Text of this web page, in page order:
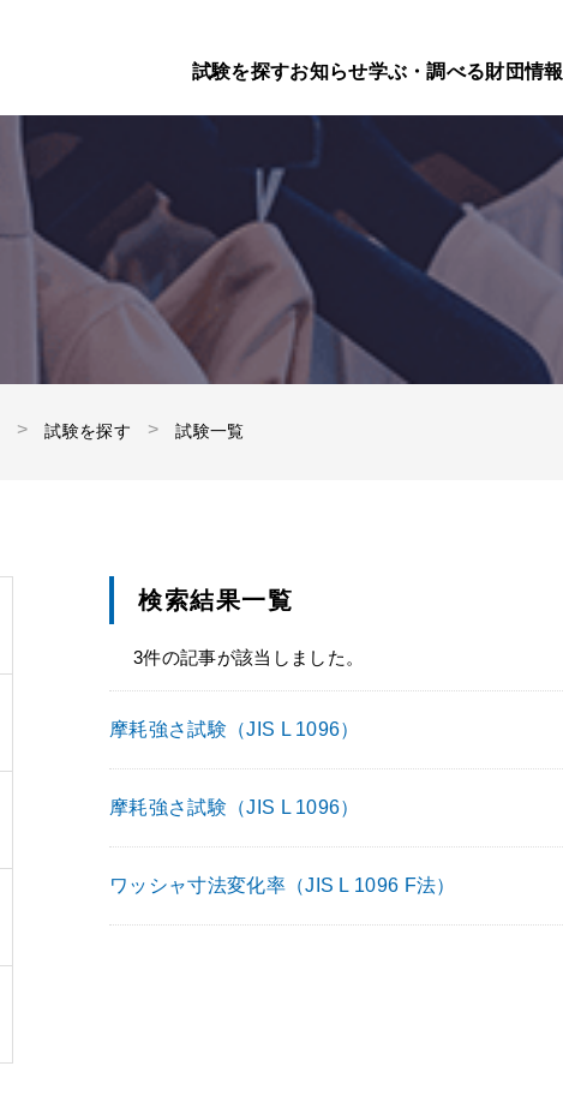
試験を探すお知らせ学ぶ・調べる財団情報
試験を探す 試験一覧
検索結果一覧
3件の記事が該当しました。
摩耗強さ試験（JIS L 1096）
摩耗強さ試験（JIS L 1096）
ワッシャ寸法変化率（JIS L 1096 F法）